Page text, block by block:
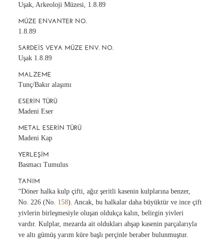
Uşak, Arkeoloji Müzesi, 1.8.89
MÜZE ENVANTER NO.
1.8.89
SARDEIS VEYA MÜZE ENV. NO.
Uşak 1.8.89
MALZEME
Tunç/Bakır alaşımı
ESERIN TÜRÜ
Madeni Eser
METAL ESERIN TÜRÜ
Madeni Kap
YERLEŞIM
Basmacı Tumulus
TANIM
“Döner halka kulp çifti, ağız şeritli kasenin kulplarına benzer,
No. 226 (No. 158). Ancak, bu halkalar daha büyüktür ve ince çift
yivlerin birleşmesiyle oluşan oldukça kalın, belirgin yivleri
vardır. Kulplar, mezarda ait oldukları ahşap kasenin parçalarıyla
ve altı gümüş yarım küre başlı perçinle beraber bulunmuştur.